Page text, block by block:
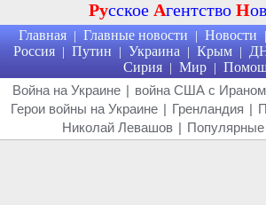
Русское Агентство Н
Главная | Главные новости | Новости |
Россия | Путин | Украина | Крым |
Сирия | Мир |
Война на Украине | война США с Ираном
Герои войны на Украине | Гренландия |
Николай Левашов | Популярные